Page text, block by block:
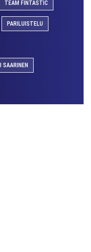
TEAM FINTASTIC
PARILUISTELU
SAARINEN